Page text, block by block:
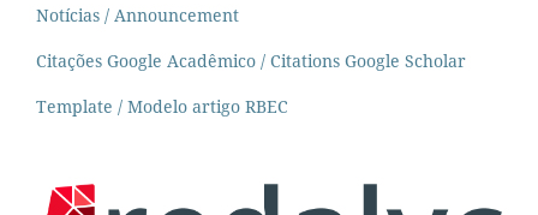
Notícias / Announcement
Citações Google Acadêmico / Citations Google Scholar
Template / Modelo artigo RBEC